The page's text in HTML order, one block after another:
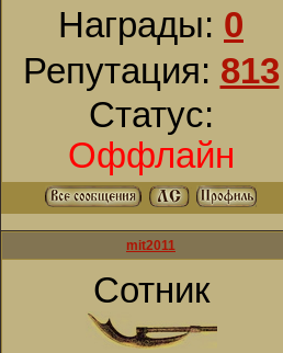
Награды: 0
Репутация: 813
Статус:
Оффлайн
mit2011
Сотник